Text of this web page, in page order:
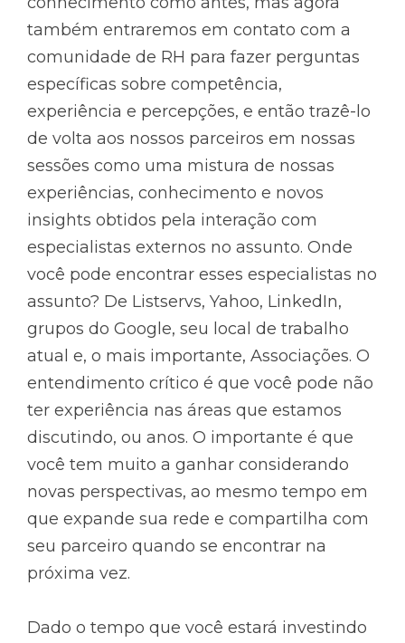
também entraremos em contato com a
comunidade de RH para fazer perguntas
específicas sobre competência,
experiência e percepções, e então trazê-lo
de volta aos nossos parceiros em nossas
sessões como uma mistura de nossas
experiências, conhecimento e novos
insights obtidos pela interação com
especialistas externos no assunto. Onde
você pode encontrar esses especialistas no
assunto? De Listservs, Yahoo, LinkedIn,
grupos do Google, seu local de trabalho
atual e, o mais importante, Associações. O
entendimento crítico é que você pode não
ter experiência nas áreas que estamos
discutindo, ou anos. O importante é que
você tem muito a ganhar considerando
novas perspectivas, ao mesmo tempo em
que expande sua rede e compartilha com
seu parceiro quando se encontrar na
próxima vez.
Dado o tempo que você estará investindo